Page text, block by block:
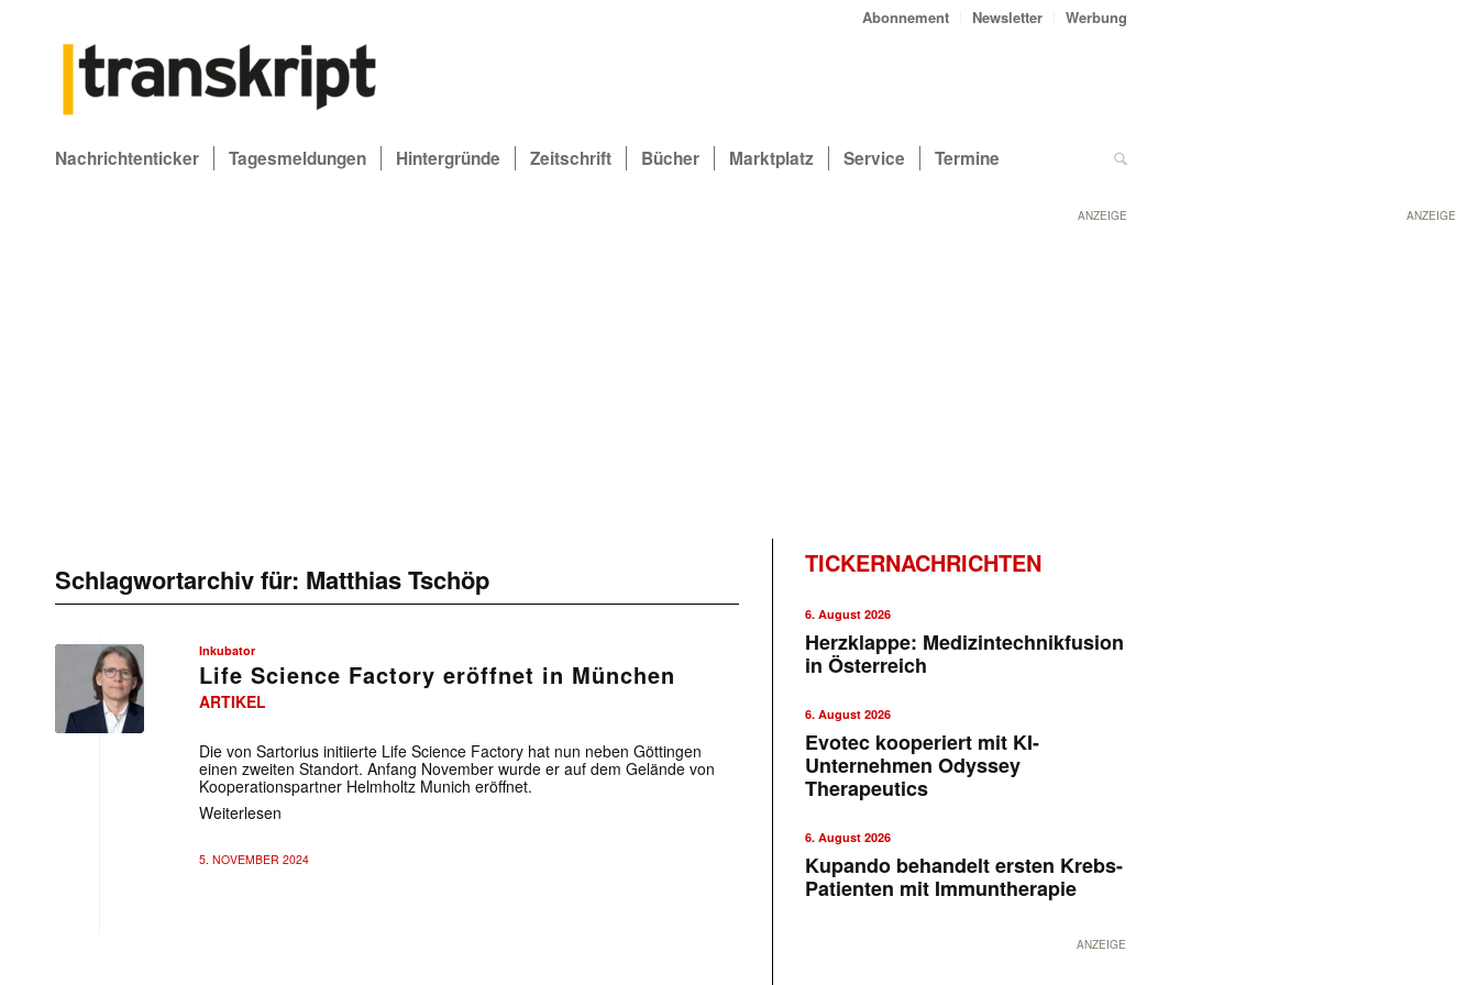
ANZEIGE
Abonnement Newsletter Werbung
Nachrichtenticker Tagesmeldungen Hintergründe Zeitschrift Bücher Marktplatz Service Termine
ANZEIGE
Schlagwortarchiv für: Matthias Tschöp
Inkubator
Life Science Factory eröffnet in München
ARTIKEL
Die von Sartorius initiierte Life Science Factory hat nun neben Göttingen
einen zweiten Standort. Anfang November wurde er auf dem Gelände von
Kooperationspartner Helmholtz Munich eröffnet.
Weiterlesen
5. NOVEMBER 2024
TICKERNACHRICHTEN
6. August 2026
Herzklappe: Medizintechnikfusion
in Österreich
6. August 2026
Evotec kooperiert mit KI-
Unternehmen Odyssey
Therapeutics
6. August 2026
Kupando behandelt ersten Krebs-
Patienten mit Immuntherapie
ANZEIGE